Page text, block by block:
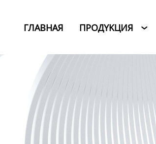
ГЛАВНАЯ ПРОДYKЦИЯ 